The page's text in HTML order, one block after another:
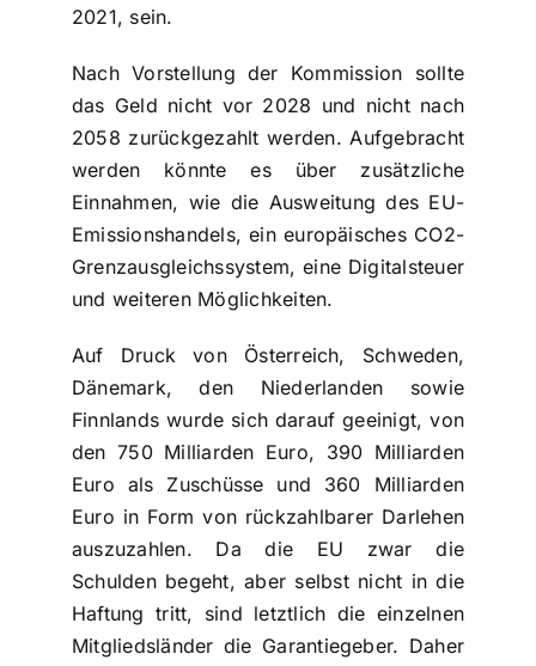
2021, sein.
Nach Vorstellung der Kommission sollte
das Geld nicht vor 2028 und nicht nach
2058 zurückgezahlt werden. Aufgebracht
werden könnte es über zusätzliche
Einnahmen, wie die Ausweitung des EU-
Emissionshandels, ein europäisches CO2-
Grenzausgleichssystem, eine Digitalsteuer
und weiteren Möglichkeiten.
Auf Druck von Österreich, Schweden,
Dänemark, den Niederlanden sowie
Finnlands wurde sich darauf geeinigt, von
den 750 Milliarden Euro, 390 Milliarden
Euro als Zuschüsse und 360 Milliarden
Euro in Form von rückzahlbarer Darlehen
auszuzahlen. Da die EU zwar die
Schulden begeht, aber selbst nicht in die
Haftung tritt, sind letztlich die einzelnen
Mitgliedsländer die Garantiegeber. Daher